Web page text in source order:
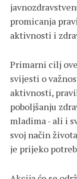
promicanja
aktivnosti i
Primarni cilj
svijesti o
aktivnosti,
poboljšanju
mladima - ali i
svoj način
je prijeko